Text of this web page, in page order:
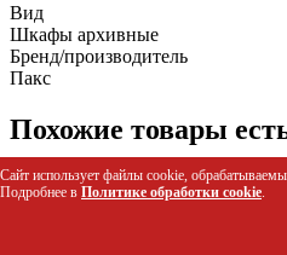
Вид
Шкафы архивные
Бренд/производитель
Пакс
Похожие товары
Ключница KEY-20
Код: 53464
Сайт использует файлы cookie,
Подробнее в Политике обработки cookie.